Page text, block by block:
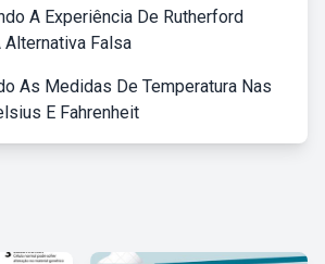
A Experiência De Rutherford
Falsa
As Medidas De Temperatura Nas
E Fahrenheit